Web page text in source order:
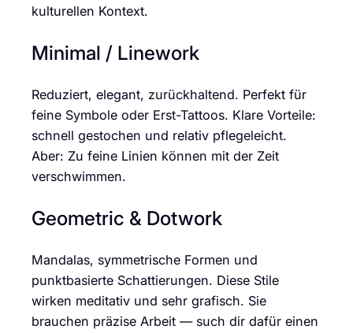
kulturellen Kontext.
Minimal / Linework
Reduziert, elegant, zurückhaltend. Perfekt für
feine Symbole oder Erst-Tattoos. Klare Vorteile:
schnell gestochen und relativ pflegeleicht.
Aber: Zu feine Linien können mit der Zeit
verschwimmen.
Geometric & Dotwork
Mandalas, symmetrische Formen und
punktbasierte Schattierungen. Diese Stile
wirken meditativ und sehr grafisch. Sie
brauchen präzise Arbeit — such dir dafür einen